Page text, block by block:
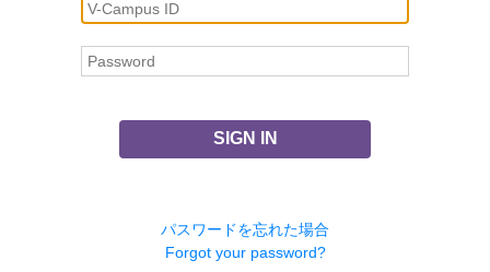
SIGN IN
パスワードを忘れた場合
Forgot your password?